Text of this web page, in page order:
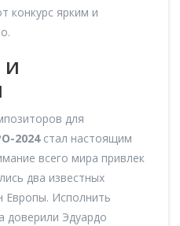
конкурс ярким и
для
2024стал настоящим
всего мира привлек
два известных
Европы. Исполнить
доверили Эдуардо